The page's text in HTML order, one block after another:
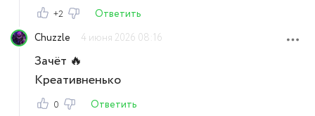
+2
Ответить
Chuzzle
4 июня 2026 08:16
Зачёт 🔥
Креативненько
0
Ответить